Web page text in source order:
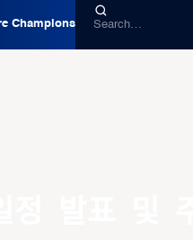
Champions